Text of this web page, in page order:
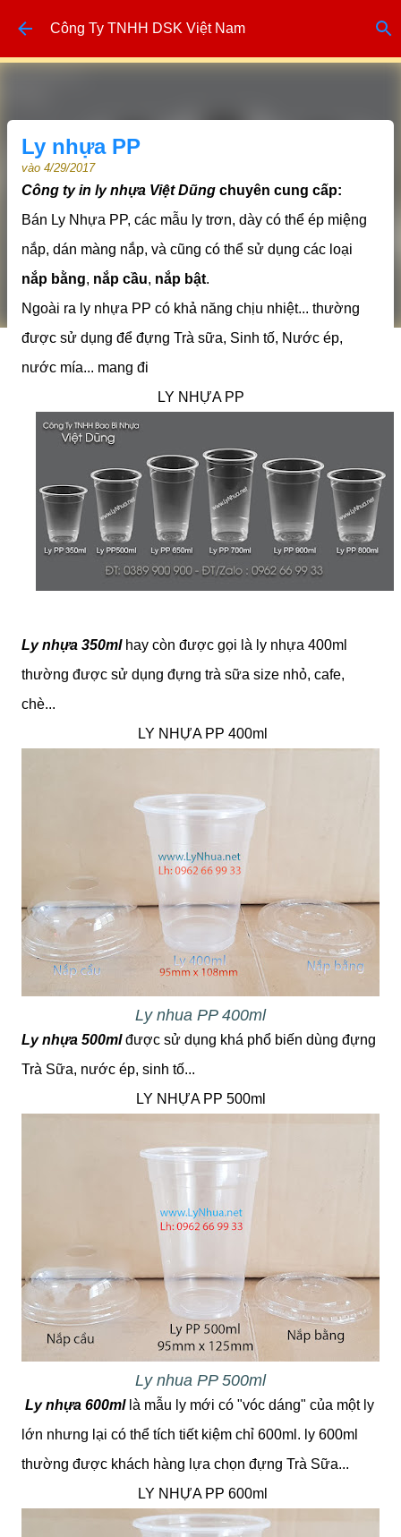
Chuyển đến nội dung chính
Công Ty TNHH DSK Việt Nam
Ly nhựa PP
vào 4/29/2017
Công ty in ly nhựa Việt Dũng chuyên cung cấp:
Bán Ly Nhựa PP, các mẫu ly trơn, dày có thể ép miệng
nắp, dán màng nắp, và cũng có thể sử dụng các loại
nắp bằng, nắp cầu, nắp bật.
Ngoài ra ly nhựa PP có khả năng chịu nhiệt... thường
được sử dụng để đựng Trà sữa, Sinh tố, Nước ép,
nước mía... mang đi
LY NHỰA PP
Ly nhựa 350ml hay còn được gọi là ly nhựa 400ml
thường được sử dụng đựng trà sữa size nhỏ, cafe,
chè...
LY NHỰA PP 400ml
Ly nhua PP 400ml
Ly nhựa 500mlđược sử dụng khá phổ biến dùng đựng
Trà Sữa, nước ép, sinh tố...
LY NHỰA PP 500ml
Ly nhua PP 500ml
Ly nhựa 600ml là mẫu ly mới có "vóc dáng" của một ly
lớn nhưng lại có thể tích tiết kiệm chỉ 600ml. ly 600ml
thường được khách hàng lựa chọn đựng Trà Sữa...
LY NHỰA PP 600ml